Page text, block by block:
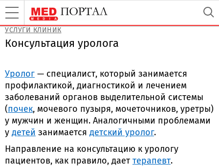
УСЛУГИ КЛИНИК
Консультация уролога
Уролог — специалист, который занимается
профилактикой, диагностикой и лечением
заболеваний органов выделительной системы
(почек, мочевого пузыря, мочеточников, уретры)
у мужчин и женщин. Аналогичными проблемами
у детей занимается детский уролог.
Направление на консультацию к урологу
пациентов, как правило, дает терапевт.